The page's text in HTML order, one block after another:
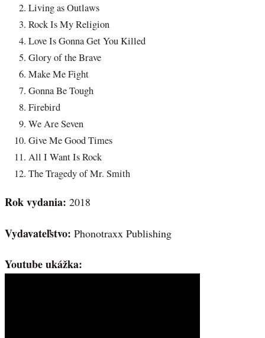
Living as Outlaws
Rock Is My Religion
Love Is Gonna Get You Killed
Glory of the Brave
Make Me Fight
Gonna Be Tough
Firebird
We Are Seven
Give Me Good Times
All I Want Is Rock
The Tragedy of Mr. Smith
Rok vydania: 2018
Vydavateľstvo: Phonotraxx Publishing
Youtube ukážka: